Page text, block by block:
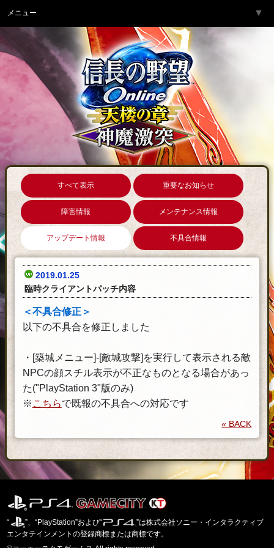
メニュー ▼
トップページ
ゲーム紹介
サービス
コミュニティ
ネットカフェ ▼
すべて表示 重要なお知らせ
障害情報 メンテナンス情報
アップデート情報 不具合情報
2019.01.25
臨時クライアントパッチ内容
＜不具合修正＞
以下の不具合を修正しました
・[築城メニュー]-[敵城攻撃]を実行して表示される敵
NPCの顔スチル表示が不正なものとなる場合があっ
た("PlayStation 3"版のみ)
※ こちらで既報の不具合への対応です
« BACK
“ ”、“PlayStation”および“
”は株式会社ソニー・インタラクティブ
エンタテインメントの登録商標または商標です。